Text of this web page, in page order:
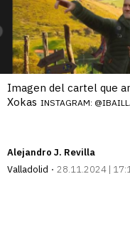
Imagen del cartel que
Xokas INSTAGRAM:
Alejandro J. Revilla
Valladolid
28.11.2024 |